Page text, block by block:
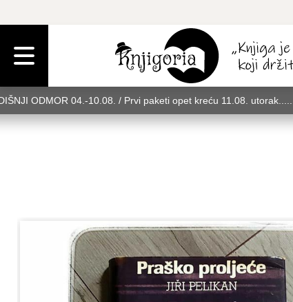
ODMOR 04.-10.08. / Prvi paketi opet kreću 11.08.
ODMOR 04.-10.08. / Prvi paketi opet kreću
utorak........GODIŠNJI ODMOR 04.-10.08. / Prvi paketi opet